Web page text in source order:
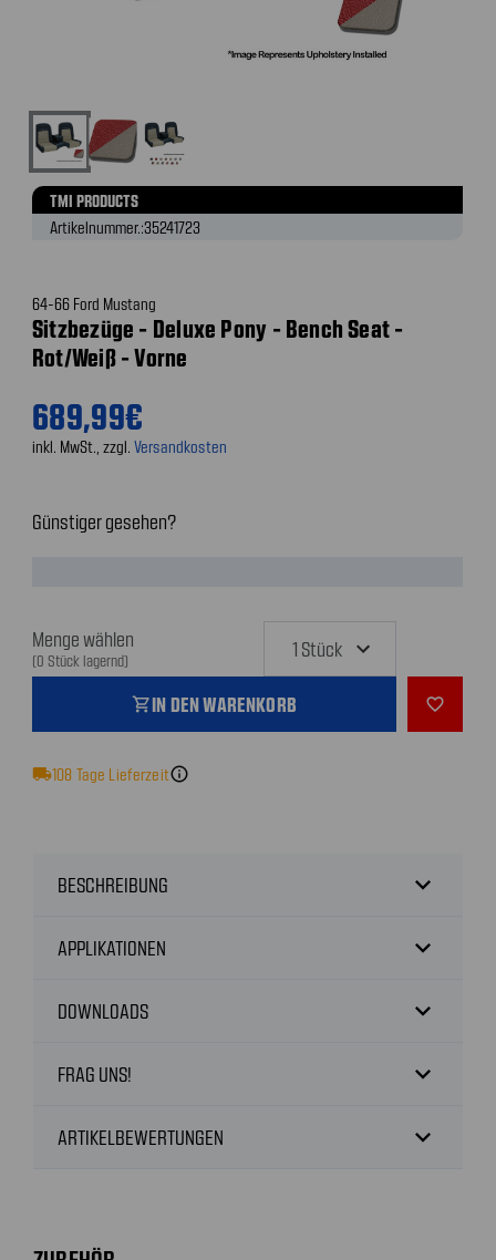
TMI PRODUCTS
Artikelnummer.:35241723
64-66 Ford Mustang
Sitzbezüge - Deluxe Pony - Bench Seat -
Rot/Weiß - Vorne
689,99€
inkl. MwSt., zzgl. Versandkosten
Günstiger gesehen?
Menge wählen
(0 Stück lagernd)
shopping_cartIN DEN WARENKORB favorite_outline
local_shipping108 Tage Lieferzeitinfo
BESCHREIBUNG expand_more
APPLIKATIONEN expand_more
DOWNLOADS expand_more
FRAG UNS! expand_more
ARTIKELBEWERTUNGEN expand_more